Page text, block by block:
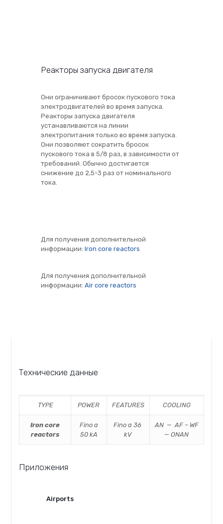
Реакторы запуска двигателя
Они ограничивают бросок пускового тока
электродвигателей во время запуска.
Реакторы запуска двигателя
устанавливаются на линии
электропитания только во время запуска.
Они позволяют сократить бросок
пускового тока в 5/8 раз, в зависимости от
требований. Обычно достигается
снижение до 2,5-3 раз от номинального
тока.
Для получения дополнительной
информации: Iron core reactors
Для получения дополнительной
информации: Air core reactors
Технические данные
TYPE POWER FEATURES COOLING
Iron core
reactors
Fino a
50 kA
Fino a 36
kV
AN — AF – WF
— ONAN
Приложения
Airports